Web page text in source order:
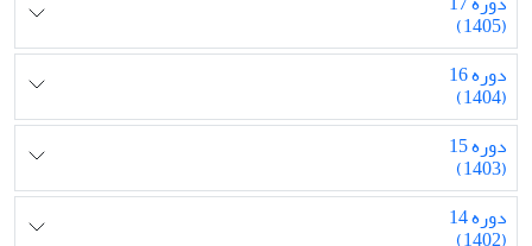
(1405)
دوره 16
(1404)
دوره 15
(1403)
دوره 14